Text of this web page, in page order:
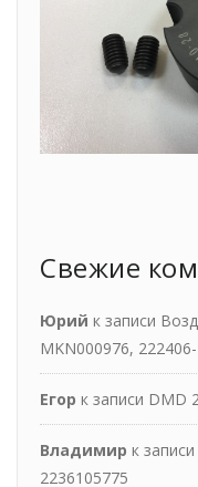
Свежие
Юрий к записи
MKN000976, 222406-
Егор к записи DMD
Владимир к записи
2236105775